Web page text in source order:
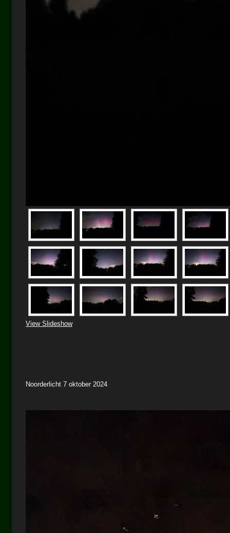
View Slideshow
Noorderlicht 7 oktober 2024